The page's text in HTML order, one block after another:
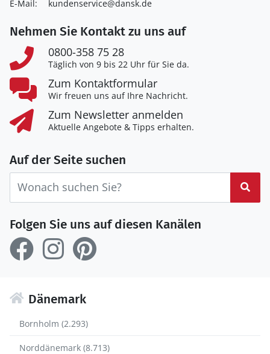
E-Mail:
kundenservice@dansk.de
Nehmen Sie Kontakt zu uns auf
0800-358 75 28
Täglich von 9 bis 22 Uhr für Sie da.
Zum Kontaktformular
Wir freuen uns auf Ihre Nachricht.
Zum Newsletter anmelden
Aktuelle Angebote & Tipps erhalten.
Auf der Seite suchen
Folgen Sie uns auf diesen Kanälen
Dänemark
Bornholm (2.293)
Norddänemark (8.713)